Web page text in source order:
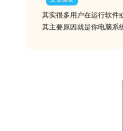
其实很多用户在运行软件
其主要原因就是你电脑系